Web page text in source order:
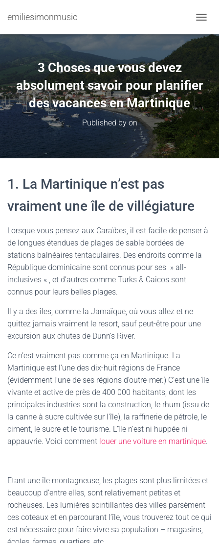
emiliesimonmusic
3 Choses que vous devez
absolument savoir pour planifier
des vacances en Martinique
Published by on
1. La Martinique n’est pas
vraiment une île de villégiature
Lorsque vous pensez aux Caraïbes, il est facile de penser à
de longues étendues de plages de sable bordées de
stations balnéaires tentaculaires. Des endroits comme la
République dominicaine sont connus pour ses » all-
inclusives « , et d’autres comme Turks & Caicos sont
connus pour leurs belles plages.
Il y a des îles, comme la Jamaïque, où vous allez et ne
quittez jamais vraiment le resort, sauf peut-être pour une
excursion aux chutes de Dunn’s River.
Ce n’est vraiment pas comme ça en Martinique. La
Martinique est l’une des dix-huit régions de France
(évidemment l’une de ses régions d’outre-mer.) C’est une île
vivante et active de près de 400 000 habitants, dont les
principales industries sont la construction, le rhum (issu de
la canne à sucre cultivée sur l’île), la raffinerie de pétrole, le
ciment, le sucre et le tourisme. L’île n’est ni huppée ni
appauvrie. Voici comment louer une voiture en martinique.
Etant une île montagneuse, les plages sont plus limitées et
beaucoup d’entre elles, sont relativement petites et
rocheuses. Les lumières scintillantes des villes parsèment
ces coteaux et en parcourant l’île, vous trouverez tout ce qui
est nécessaire pour faire vivre sa population – magasins,